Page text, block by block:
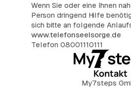
Kontakt
My7steps
Wenn Sie oder eine Ihnen
Person dringend Hilfe
sich bitte an folgende
www.telefonseelsorge.de
Telefon 08001110111